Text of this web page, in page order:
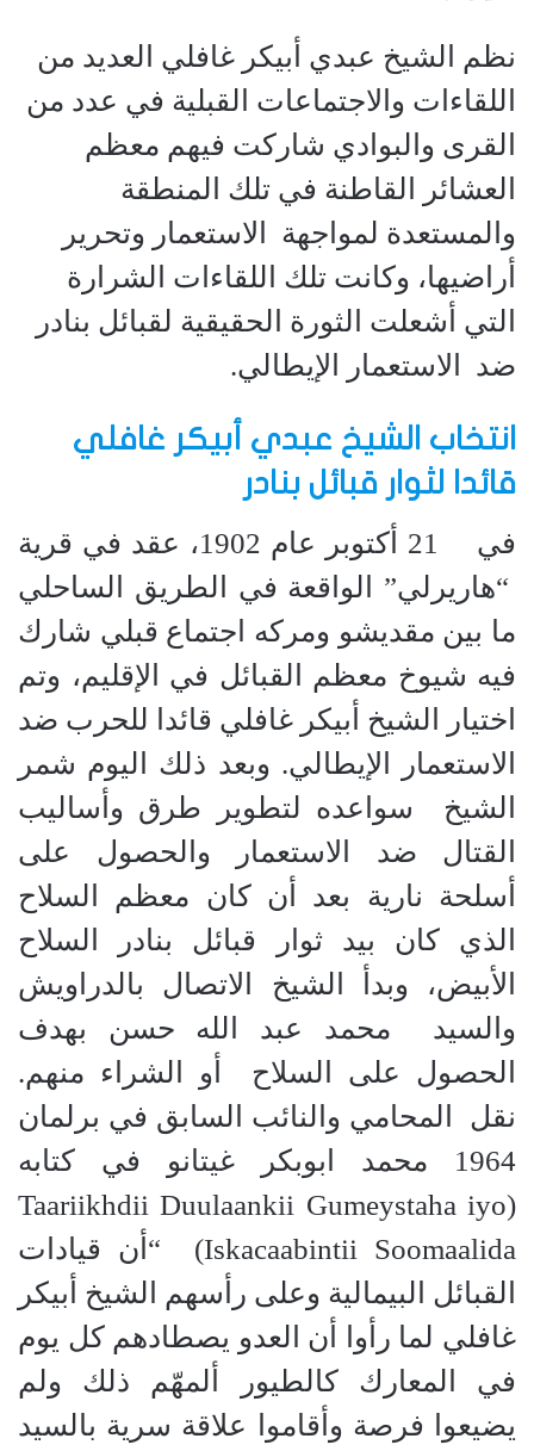
نظم الشيخ عبدي أبيكر غافلي العديد من
اللقاءات والاجتماعات القبلية في عدد من
القرى والبوادي شاركت فيهم معظم
العشائر القاطنة في تلك المنطقة
والمستعدة لمواجهة الاستعمار وتحرير
أراضيها، وكانت تلك اللقاءات الشرارة
التي أشعلت الثورة الحقيقية لقبائل بنادر
ضد الاستعمار الإيطالي.
انتخاب الشيخ عبدي أبيكر غافلي
قائدا لثوار قبائل بنادر
في 21 أكتوبر عام 1902، عقد في قرية
“هاريرلي” الواقعة في الطريق الساحلي
ما بين مقديشو ومركه اجتماع قبلي شارك
فيه شيوخ معظم القبائل في الإقليم، وتم
اختيار الشيخ أبيكر غافلي قائدا للحرب ضد
الاستعمار الإيطالي. وبعد ذلك اليوم شمر
الشيخ سواعده لتطوير طرق وأساليب
القتال ضد الاستعمار والحصول على
أسلحة نارية بعد أن كان معظم السلاح
الذي كان بيد ثوار قبائل بنادر السلاح
الأبيض، وبدأ الشيخ الاتصال بالدراويش
والسيد محمد عبد الله حسن بهدف
الحصول على السلاح أو الشراء منهم.
نقل المحامي والنائب السابق في برلمان
1964 محمد ابوبكر غيتانو في كتابه
(Taariikhdii Duulaankii Gumeystaha iyo
Iskacaabintii Soomaalida) “أن قيادات
القبائل البيمالية وعلى رأسهم الشيخ أبيكر
غافلي لما رأوا أن العدو يصطادهم كل يوم
في المعارك كالطيور ألمهّم ذلك ولم
يضيعوا فرصة وأقاموا علاقة سرية بالسيد